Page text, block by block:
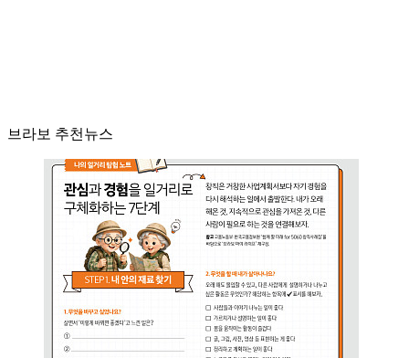
브라보 추천뉴스